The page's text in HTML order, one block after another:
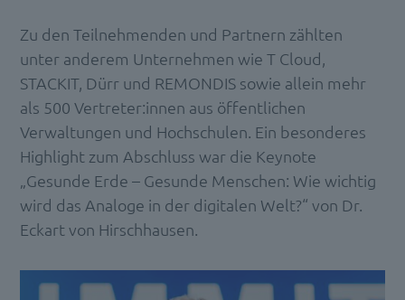
Zu den Teilnehmenden und Partnern zählten
unter anderem Unternehmen wie T Cloud,
STACKIT, Dürr und REMONDIS sowie allein mehr
als 500 Vertreter:innen aus öffentlichen
Verwaltungen und Hochschulen. Ein besonderes
Highlight zum Abschluss war die Keynote
„Gesunde Erde – Gesunde Menschen: Wie wichtig
wird das Analoge in der digitalen Welt?“ von Dr.
Eckart von Hirschhausen.